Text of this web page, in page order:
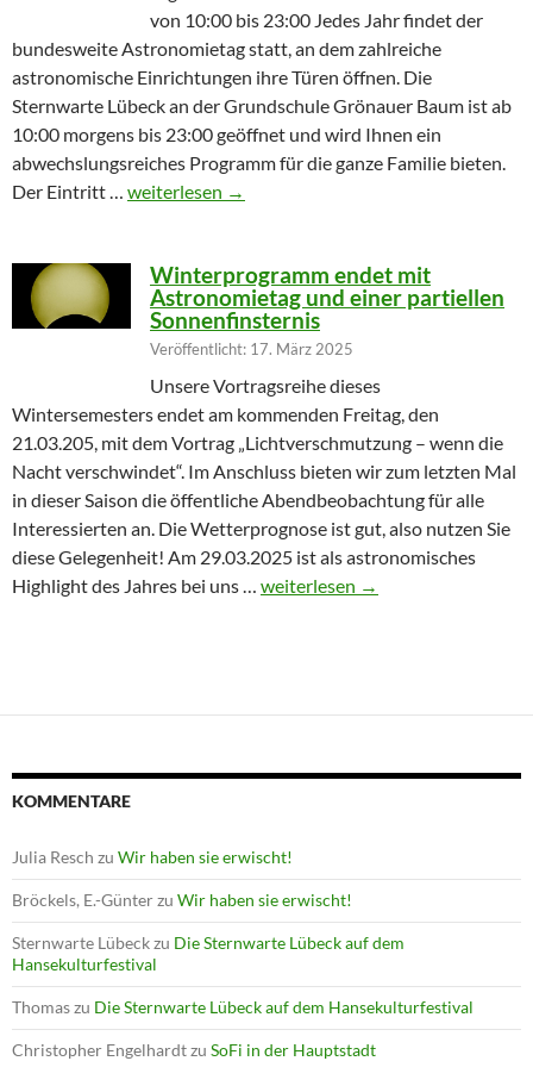
von 10:00 bis 23:00 Jedes Jahr findet der
bundesweite Astronomietag statt, an dem zahlreiche
astronomische Einrichtungen ihre Türen öffnen. Die
Sternwarte Lübeck an der Grundschule Grönauer Baum ist ab
10:00 morgens bis 23:00 geöffnet und wird Ihnen ein
abwechslungsreiches Programm für die ganze Familie bieten.
Der Eintritt … Partielle Sonnenfinsternis am Tag der
weiterlesen →
Winterprogramm endet mit
Astronomietag und einer partiellen
Sonnenfinsternis
Veröffentlicht: 17. März 2025
Unsere Vortragsreihe dieses
Wintersemesters endet am kommenden Freitag, den
21.03.205, mit dem Vortrag „Lichtverschmutzung – wenn die
Nacht verschwindet“. Im Anschluss bieten wir zum letzten Mal
in dieser Saison die öffentliche Abendbeobachtung für alle
Interessierten an. Die Wetterprognose ist gut, also nutzen Sie
diese Gelegenheit! Am 29.03.2025 ist als astronomisches
Highlight des Jahres bei uns … Winterprogramm endet mit
weiterlesen →
KOMMENTARE
Julia Resch zu Wir haben sie erwischt!
Bröckels, E.-Günterzu Wir haben sie erwischt!
Sternwarte Lübeckzu Die Sternwarte Lübeck auf dem
Hansekulturfestival
Thomaszu Die Sternwarte Lübeck auf dem Hansekulturfestival
Christopher Engelhardtzu SoFi in der Hauptstadt